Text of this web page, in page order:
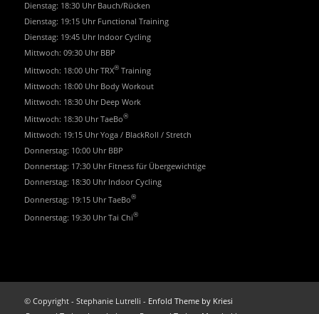
Dienstag: 18:30 Uhr Bauch/Rücken
Dienstag: 19:15 Uhr Functional Training
Dienstag: 19:45 Uhr Indoor Cycling
Mittwoch: 09:30 Uhr BBP
Mittwoch: 18:00 Uhr TRX®Training
Mittwoch: 18:00 Uhr Body Workout
Mittwoch: 18:30 Uhr Deep Work
Mittwoch: 18:30 Uhr TaeBo®
Mittwoch: 19:15 Uhr Yoga / BlackRoll / Stretch
Donnerstag: 10:00 Uhr BBP
Donnerstag: 17:30 Uhr Fitness für Übergewichtige
Donnerstag: 18:30 Uhr Indoor Cycling
Donnerstag: 19:15 Uhr TaeBo®
Donnerstag: 19:30 Uhr Tai Chi®
© Copyright - Stephanie Lutrelli - Enfold Theme by Kriesi